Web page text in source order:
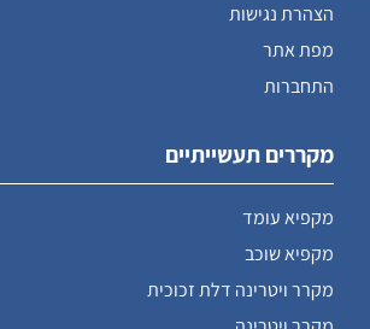
הצהרת נגישות
מפת אתר
התחברות
מקררים תעשייתיים
מקפיא עומד
מקפיא שוכב
מקרר ויטרינה דלת זכוכית